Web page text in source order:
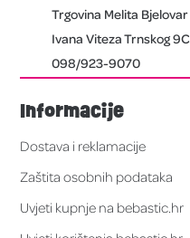
Trgovina Melita Bjelovar
Ivana Viteza Trnskog 9C
098/923-9070
Informacije
Dostava i reklamacije
Zaštita osobnih podataka
Uvjeti kupnje na bebastic.hr